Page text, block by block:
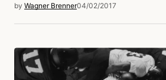
06/02/2017 às 7:00 PM
Acesse para responder
by Wagner Brenner04/02/2017